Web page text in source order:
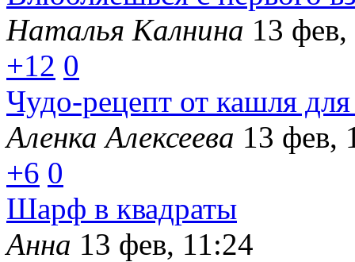
Наталья Калнина 13
+12 0
Чудо-рецепт от кашля
Аленка Алексеева 13 фев,
+6 0
Шарф в квадраты
Анна 13 фев, 11:24